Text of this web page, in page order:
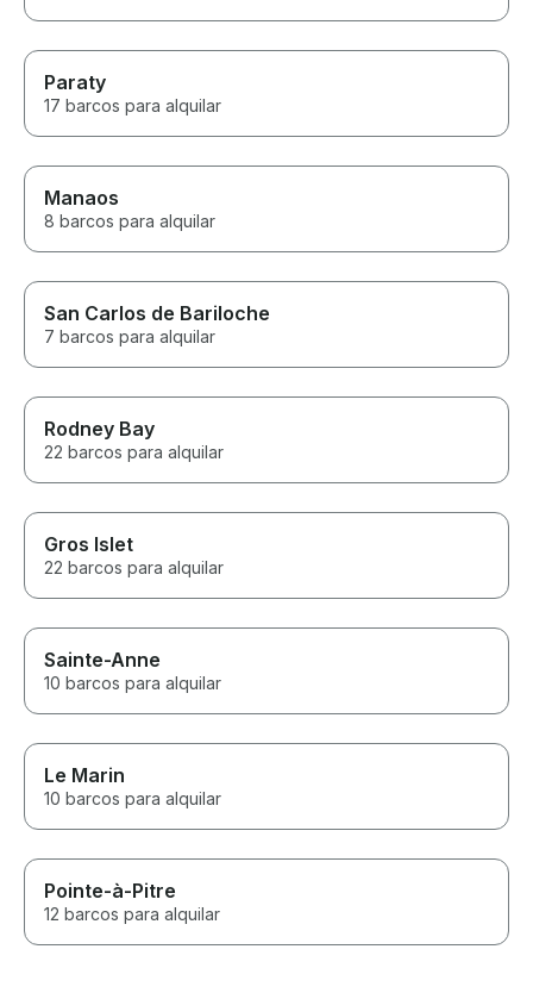
Paraty
17 barcos para alquilar
Manaos
8 barcos para alquilar
San Carlos de Bariloche
7 barcos para alquilar
Rodney Bay
22 barcos para alquilar
Gros Islet
22 barcos para alquilar
Sainte-Anne
10 barcos para alquilar
Le Marin
10 barcos para alquilar
Pointe-à-Pitre
12 barcos para alquilar